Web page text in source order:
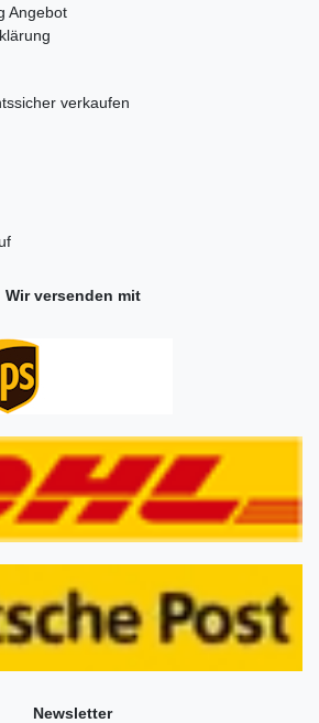
Angebot
verkaufen
Wir versenden mit
Newsletter